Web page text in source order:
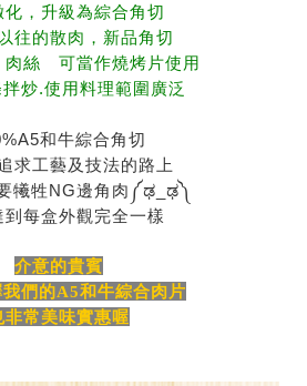
化，升級為綜合角切
往的散肉，新品角切
肉絲 可當作燒烤片使用
炒.使用料理範圍廣泛
和牛綜合角切
求工藝及技法的路上
犧牲NG邊角肉༼ಢ_ಢ༽
到每盒外觀完全一樣
介意的貴賓
們的A5和牛綜合肉片
非常美味實惠喔